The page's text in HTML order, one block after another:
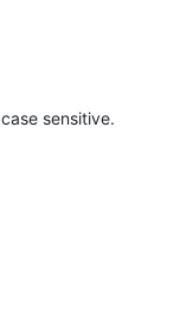
sensitive.